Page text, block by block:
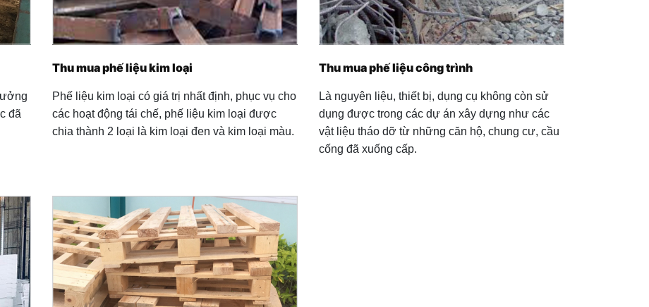
đã
Thu mua phế liệu kim loại
Phế liệu kim loại có giá trị nhất định, phục vụ cho
các hoạt động tái chế, phế liệu kim loại được
chia thành 2 loại là kim loại đen và kim loại màu.
Thu mua phế liệu công trình
Là nguyên liệu, thiết bị, dụng cụ không còn sử
dụng được trong các dự án xây dựng như các
vật liệu tháo dỡ từ những căn hộ, chung cư, cầu
cống đã xuống cấp.